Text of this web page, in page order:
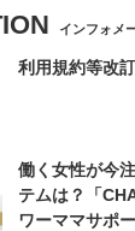
インフォメ
利用規約等改
働く女性が今
テムは？「
ワーママサポ